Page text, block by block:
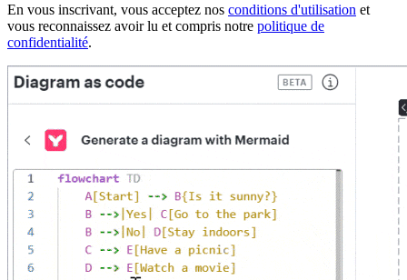
En vous inscrivant, vous acceptez nos conditions d'utilisation et
vous reconnaissez avoir lu et compris notre politique de
confidentialité.